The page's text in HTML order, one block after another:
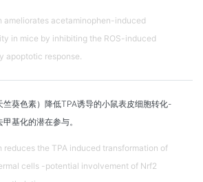
ameliorates acetaminophen-induced
in mice by inhibiting the ROS-induced
apoptotic response.
竺葵色素）降低TPA诱导的小鼠表皮细胞转化-
基化的潜在参与。
reduces the TPA induced transformation of
cells -potential involvement of Nrf2